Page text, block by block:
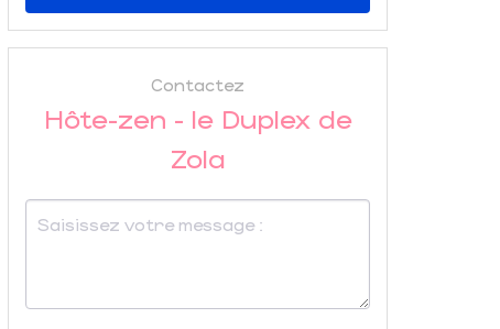
Contactez
Hôte-zen - le Duplex de
Zola